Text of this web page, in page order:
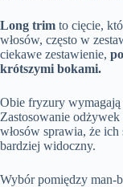
Long trim to cięcie,
włosów, często w
ciekawe zestawienie,
krótszymi bokami.
Obie fryzury wymagają
Zastosowanie
włosów sprawia, że
bardziej widoczny.
Wybór pomiędzy man-